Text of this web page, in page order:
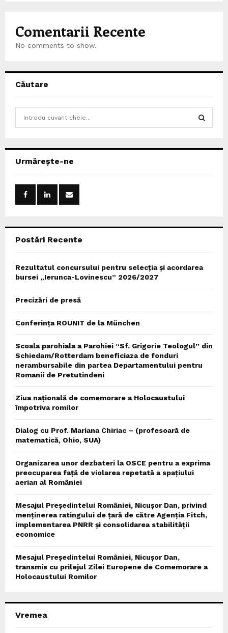
Comentarii Recente
No comments to show.
Căutare
h
Urmărește-ne
Postări Recente
Rezultatul concursului pentru selecția și acordarea
bursei „Ierunca-Lovinescu” 2026/2027
Precizări de presă
Conferința ROUNIT de la München
Scoala parohiala a Parohiei “Sf. Grigorie Teologul” din
Schiedam/Rotterdam beneficiaza de fonduri
nerambursabile din partea Departamentului pentru
Romanii de Pretutindeni
Ziua națională de comemorare a Holocaustului
împotriva romilor
Dialog cu Prof. Mariana Chiriac – (profesoară de
matematică, Ohio, SUA)
Organizarea unor dezbateri la OSCE pentru a exprima
preocuparea față de violarea repetată a spațiului
aerian al României
Mesajul Președintelui României, Nicușor Dan, privind
menținerea ratingului de țară de către Agenția Fitch,
implementarea PNRR și consolidarea stabilității
economice
Mesajul Președintelui României, Nicușor Dan,
transmis cu prilejul Zilei Europene de Comemorare a
Holocaustului Romilor
Vremea